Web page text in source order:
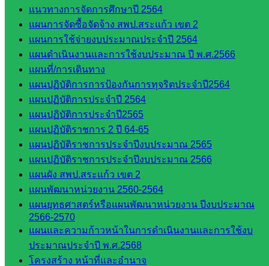
แนวทางการจัดการศึกษาปี 2564
แผนการจัดซื้อจัดจ้าง สพป.สระแก้ว เขต 2
แผนการใช้จ่ายงบประมาณประจำปี 2564
แผนดำเนินงานและการใช้งบประมาณ ปี พ.ศ.2566
แผนที่/การเดินทาง
แผนปฏิบัติการการป้องกันการทุจริตประจำปี2564
แผนปฏิบัติการประจำปี 2564
แผนปฏิบัติการประจำปี2565
แผนปฏิบัติราชการ 2 ปี 64-65
แผนปฏิบัติราชการประจำปีงบประมาณ 2565
แผนปฏิบัติราชการประจำปีงบประมาณ 2566
แผนผัง สพป.สระแก้ว เขต 2
แผนพัฒนาหน่วยงาน 2560-2564
แผนยุทธศาสตร์หรือแผนพัฒนาหน่วยงาน ปีงบประมาณ
2566-2570
แผนและความก้าวหน้าในการดำเนินงานและการใช้งบ
ประมาณประจำปี พ.ศ.2568
โครงสร้าง หน้าที่และอำนาจ
คลากรฯ
กลุ่มนิ
เทศ
ติดตาม
และประ
เมินผลฯ
::: ©2021 sakarea2.go.th. All rights reserved. Design By SK2 ICT
TEAM :::
สอบถามได้นะคะ
Line